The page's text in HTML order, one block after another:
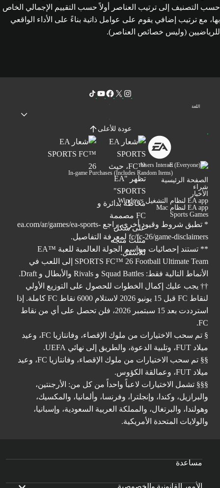
حسب التصنيف إلى ترتيب العناصر أولاً حسب التقييم الإجمالي الخاص
بها، مع ترتيب إضافي يقوم على عوامل ذاتية بناءً على الأداء الواقعي
للرياضيين (وليس خصائص العناصر).
اللغة
عودة للأعلى
Users Interact
In-game Purchases (Includes Random Items)
الصفحة الرئيسية
شراء
الأخبار
EA app لنظام التشغيل Windows
EA app لنظام Mac
Sports Games
* تطبق شروط وقيود أخرى. راجع ea.com/ar/games/ea-sports-
fc/fc-26/game-disclaimers لمعرفة التفاصيل.
** تستند إحصائيات مواسم الجولة العالمية للعبة ™EA
SPORTS FC™ 26 Football Ultimate Team إلى اللعب في
الأنماط التالية فقط: Squad Battles و Rivals والأبطال و Draft.
†† يجب عليك إكمال الخطوات للحصول على التوزيع الأولي
لنقاط FC قبل 15 يونيو 2026 لاستلام 6000 نقاط FC كاملة. إذا
استرددت بعد 15 سبتمبر 2026، فلن تحصل على أي من نقاط
FC.
§ تم سحب الاختيارات من ملوك الإقصاء، وفانتازيا FC، وعيد
ميلاد FUT، وتلبية الدعوة، والطريق إلى نهائي UEFA.
§§ تم سحب الاختيارات من ملوك الإقصاء، وفانتازيا FC، وعيد
ميلاد FUT، وعمالقة الكؤوس.
§§§ تشمل الاختيارات لاعباً واحداً من كل من: الأرجنتين،
والبرازيل، وكندا، وإنجلترا، وفرنسا، وألمانيا، والمكسيك،
وهولندا، والبرتغال، والمملكة العربية السعودية، وإسبانيا،
والولايات المتحدة الأمريكية.
مساعدة